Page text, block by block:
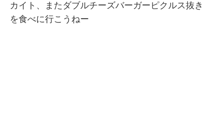
カイト、またダブルチーズバーガーピクルス抜き
を食べに行こうねー